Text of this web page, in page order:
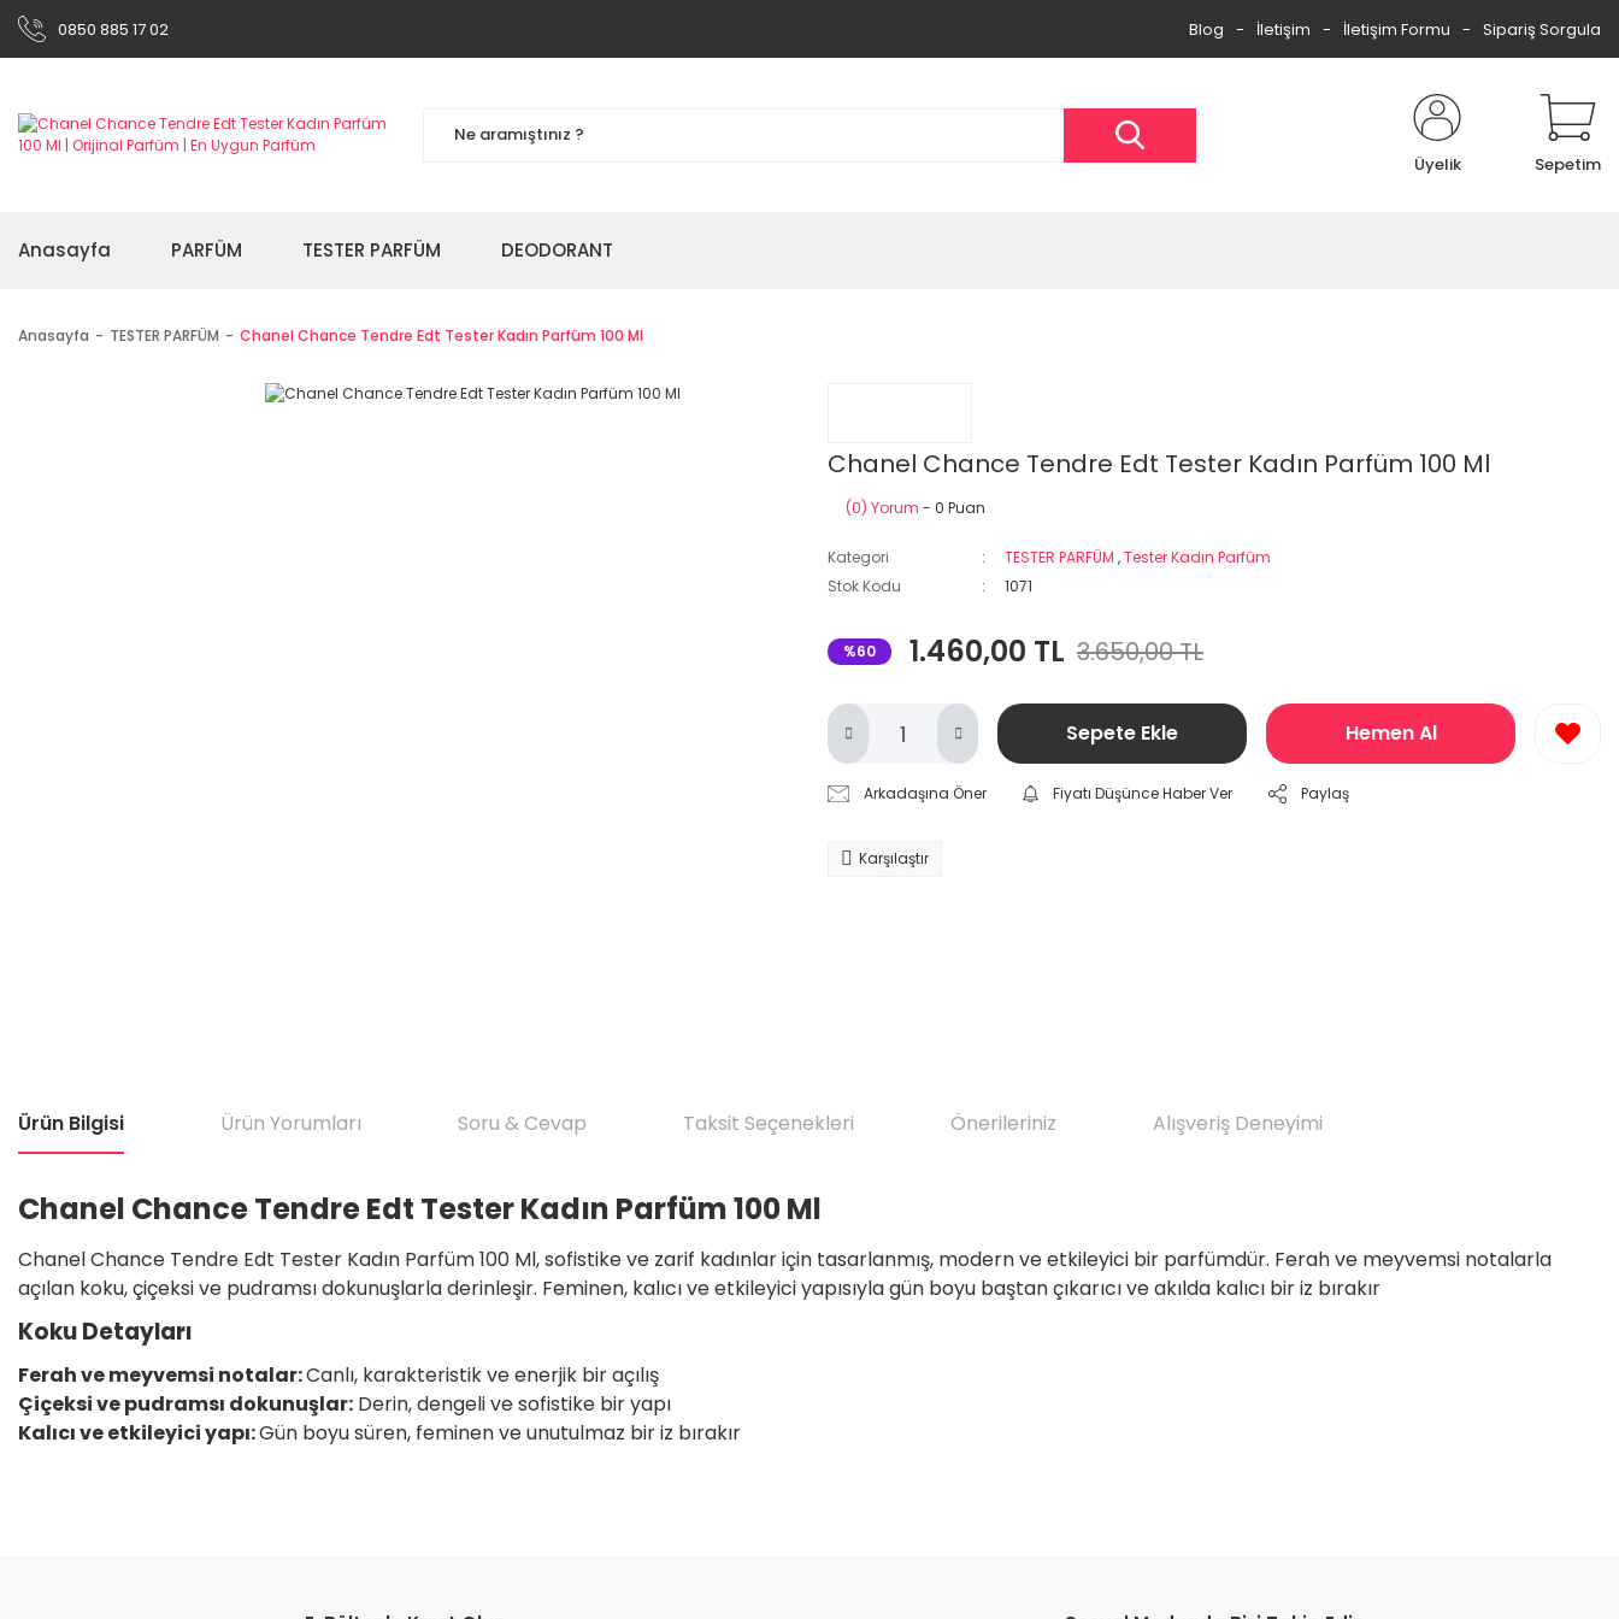
0850 885 17 02 Blog İletişim İletişim Formu Sipariş Sorgula
Üyelik Sepetim
Anasayfa PARFÜM TESTER PARFÜM DEODORANT
Anasayfa TESTER PARFÜM Chanel Chance Tendre Edt Tester Kadın Parfüm 100 Ml
Chanel Chance Tendre Edt Tester Kadın Parfüm 100 Ml
(0) Yorum - 0 Puan
Kategori TESTER PARFÜM ,Tester Kadın Parfüm
Stok Kodu
1071
%60 1.460,00 TL 3.650,00 TL
Sepete Ekle Hemen Al
Arkadaşına Öner Fiyatı Düşünce Haber Ver Paylaş
Karşılaştır
Ürün Bilgisi Ürün Yorumları Soru & Cevap Taksit Seçenekleri Önerileriniz Alışveriş Deneyimi
Chanel Chance Tendre Edt Tester Kadın Parfüm 100 Ml
Chanel Chance Tendre Edt Tester Kadın Parfüm 100 Ml, sofistike ve zarif kadınlar için tasarlanmış, modern ve etkileyici bir parfümdür. Ferah ve meyvemsi notalarla
açılan koku, çiçeksi ve pudramsı dokunuşlarla derinleşir. Feminen, kalıcı ve etkileyici yapısıyla gün boyu baştan çıkarıcı ve akılda kalıcı bir iz bırakır
Koku Detayları
Ferah ve meyvemsi notalar:Canlı, karakteristik ve enerjik bir açılış
Çiçeksi ve pudramsı dokunuşlar: Derin, dengeli ve sofistike bir yapı
Kalıcı ve etkileyici yapı:Gün boyu süren, feminen ve unutulmaz bir iz bırakır